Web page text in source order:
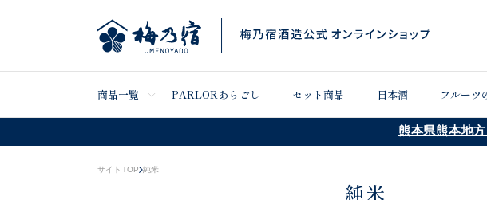
商品一覧 PARLORあらごし セット商品 日本酒 フルーツ
熊本県熊本地
サイトTOP 純米
純米